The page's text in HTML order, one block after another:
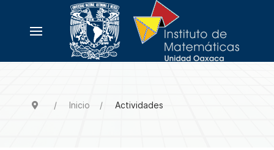
Inicio Actividades